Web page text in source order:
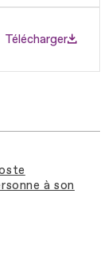
Télécharger
à son